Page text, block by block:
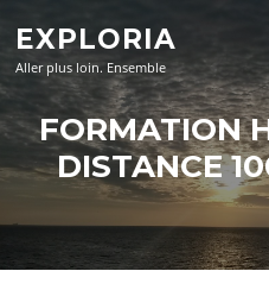
contenu
EXPLORIA
Aller plus loin. Ensemble
FORMATION
DISTANCE